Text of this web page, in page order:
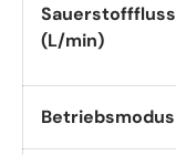
Sauerstofffluss
(L/min)
Betriebsmodus